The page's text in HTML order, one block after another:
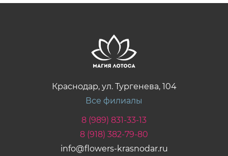
Краснодар, ул. Тургенева, 104
Все филиалы
8 (989) 831-33-13
8 (918) 382-79-80
info@flowers-krasnodar.ru